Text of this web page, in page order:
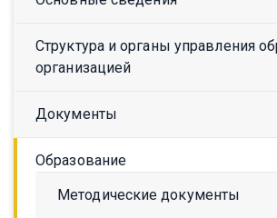
Структура и органы управления
организацией
Документы
Образование
Методические документы